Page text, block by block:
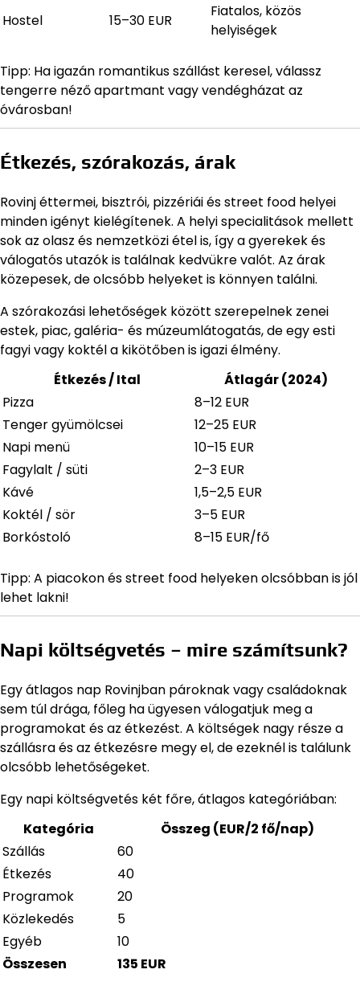
Hostel
15–30 EUR
Fiatalos, közös
helyiségek
Tipp: Ha igazán romantikus szállást keresel, válassz
tengerre néző apartmant vagy vendégházat az
óvárosban!
Étkezés, szórakozás, árak
Rovinj éttermei, bisztrói, pizzériái és street food helyei
minden igényt kielégítenek. A helyi specialitások mellett
sok az olasz és nemzetközi étel is, így a gyerekek és
válogatós utazók is találnak kedvükre valót. Az árak
közepesek, de olcsóbb helyeket is könnyen találni.
A szórakozási lehetőségek között szerepelnek zenei
estek, piac, galéria- és múzeumlátogatás, de egy esti
fagyi vagy koktél a kikötőben is igazi élmény.
Étkezés / Ital
Átlagár (2024)
Pizza
8–12 EUR
Tenger gyümölcsei
12–25 EUR
Napi menü
10–15 EUR
Fagylalt / süti
2–3 EUR
Kávé
1,5–2,5 EUR
Koktél / sör
3–5 EUR
Borkóstoló
8–15 EUR/fő
Tipp: A piacokon és street food helyeken olcsóbban is jól
lehet lakni!
Napi költségvetés – mire számítsunk?
Egy átlagos nap Rovinjban pároknak vagy családoknak
sem túl drága, főleg ha ügyesen válogatjuk meg a
programokat és az étkezést. A költségek nagy része a
szállásra és az étkezésre megy el, de ezeknél is találunk
olcsóbb lehetőségeket.
Egy napi költségvetés két főre, átlagos kategóriában:
Kategória
Összeg (EUR/2 fő/nap)
Szállás
60
Étkezés
40
Programok
20
Közlekedés
5
Egyéb
10
Összesen
135 EUR